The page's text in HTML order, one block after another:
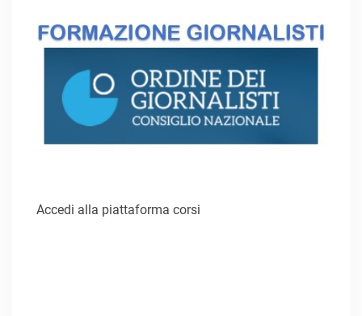
Accedi alla piattaforma corsi